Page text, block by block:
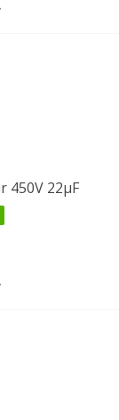
450V 22µF